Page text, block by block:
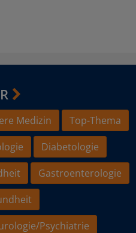
Medizin
Top-Thema
Diabetologie
Gastroenterologie
Psychiatrie